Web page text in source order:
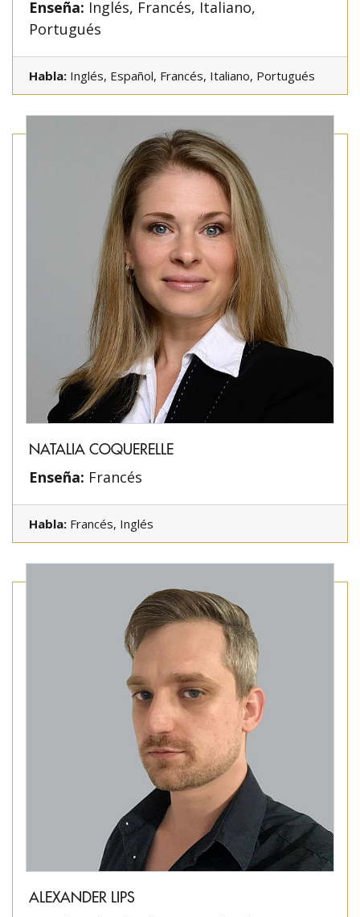
Enseña: Inglés, Francés, Italiano,
Portugués
Habla: Inglés, Español, Francés, Italiano, Portugués
NATALIA COQUERELLE
Enseña: Francés
Habla: Francés, Inglés
ALEXANDER LIPS